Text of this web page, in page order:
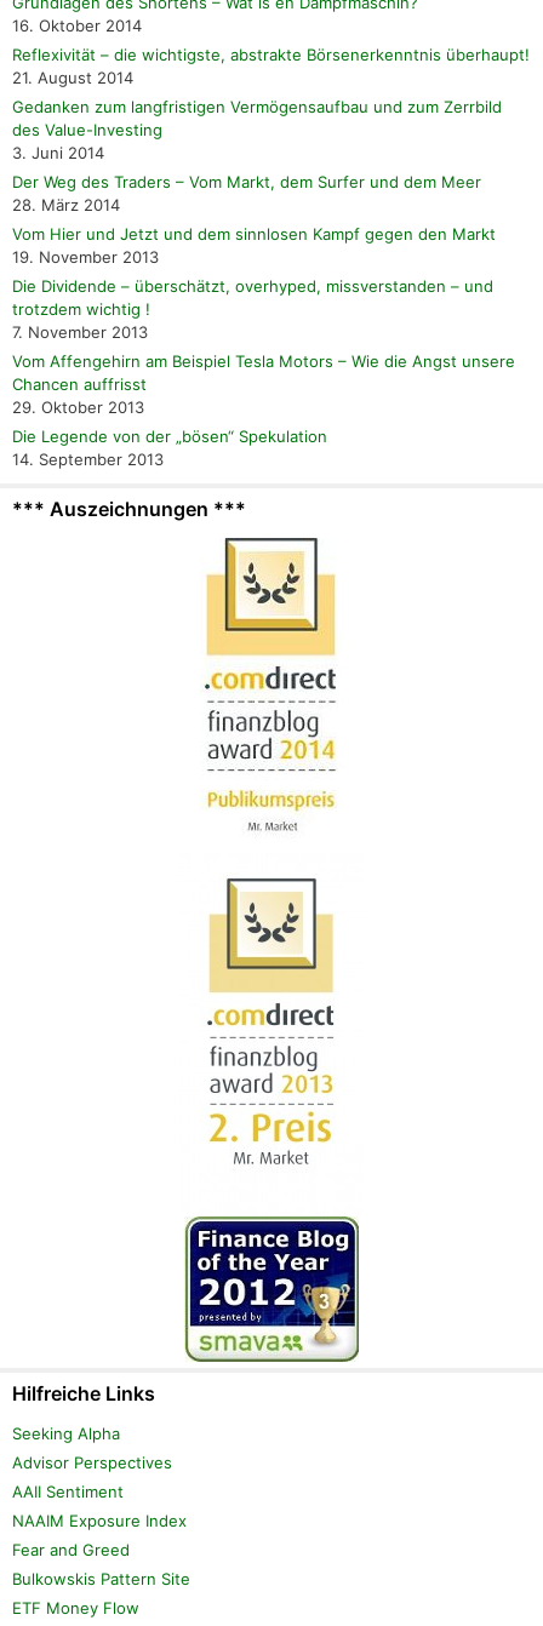
16. Oktober 2014
Reflexivität – die wichtigste, abstrakte Börsenerkenntnis überhaupt!
21. August 2014
Gedanken zum langfristigen Vermögensaufbau und zum Zerrbild
des Value-Investing
3. Juni 2014
Der Weg des Traders – Vom Markt, dem Surfer und dem Meer
28. März 2014
Vom Hier und Jetzt und dem sinnlosen Kampf gegen den Markt
19. November 2013
Die Dividende – überschätzt, overhyped, missverstanden – und
trotzdem wichtig !
7. November 2013
Vom Affengehirn am Beispiel Tesla Motors – Wie die Angst unsere
Chancen auffrisst
29. Oktober 2013
Die Legende von der „bösen“ Spekulation
14. September 2013
*** Auszeichnungen ***
Hilfreiche Links
Seeking Alpha
Advisor Perspectives
AAII Sentiment
NAAIM Exposure Index
Fear and Greed
Bulkowskis Pattern Site
ETF Money Flow